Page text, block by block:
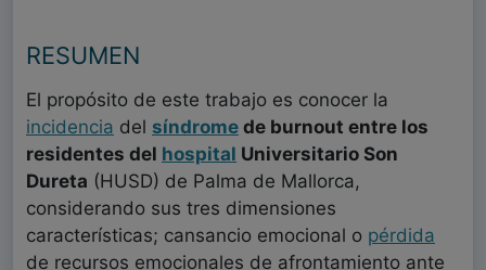
RESUMEN
El propósito de este trabajo es conocer la
incidencia del síndrome de burnout entre los
residentes del hospital Universitario Son
Dureta (HUSD) de Palma de Mallorca,
considerando sus tres dimensiones
características; cansancio emocional o pérdida
de recursos emocionales de afrontamiento ante